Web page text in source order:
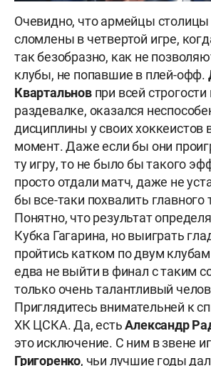
Очевидно, что армейцы
сломлены в четвертой игре,
так безобразно, как не
клубы, не попавшие в плей-офф.
Квартальновпри всей строгости
раздевалке, оказался
дисциплины у своих
момент. Даже если бы они
ту игру, то не было бы такого
просто отдали матч, даже не
бы все-таки похвалить главного
Понятно, что результат
Кубка Гагарина, но выиграть
пройтись катком по двум
едва не выйти в финал с таким
только очень талантливый
Приглядитесь внимательней к
ХК ЦСКА. Да, естьАлександр
это исключение. С ним в звене
Григоренко, чьи лучшие годы